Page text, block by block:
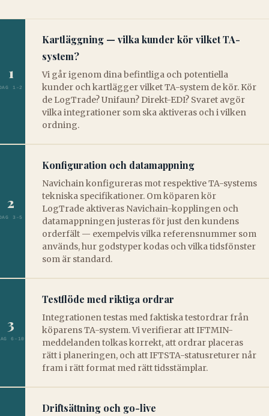
1
1–2
Kartläggning — vilka kunder kör vilket TA-
system?
Vi går igenom dina befintliga och potentiella
kunder och kartlägger vilket TA-system de kör. Kör
de LogTrade? Unifaun? Direkt-EDI? Svaret avgör
vilka integrationer som ska aktiveras och i vilken
ordning.
2
3–5
Konfiguration och datamappning
Navichain konfigureras mot respektive TA-systems
tekniska specifikationer. Om köparen kör
LogTrade aktiveras Navichain-kopplingen och
datamappningen justeras för just den kundens
orderfält — exempelvis vilka referensnummer som
används, hur godstyper kodas och vilka tidsfönster
som är standard.
3
6–10
Testflöde med riktiga ordrar
Integrationen testas med faktiska testordrar från
köparens TA-system. Vi verifierar att IFTMIN-
meddelanden tolkas korrekt, att ordrar placeras
rätt i planeringen, och att IFTSTA-statusreturer når
fram i rätt format med rätt tidsstämplar.
Driftsättning och go-live